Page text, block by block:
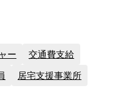
ー 交通費支給
居宅支援事業所